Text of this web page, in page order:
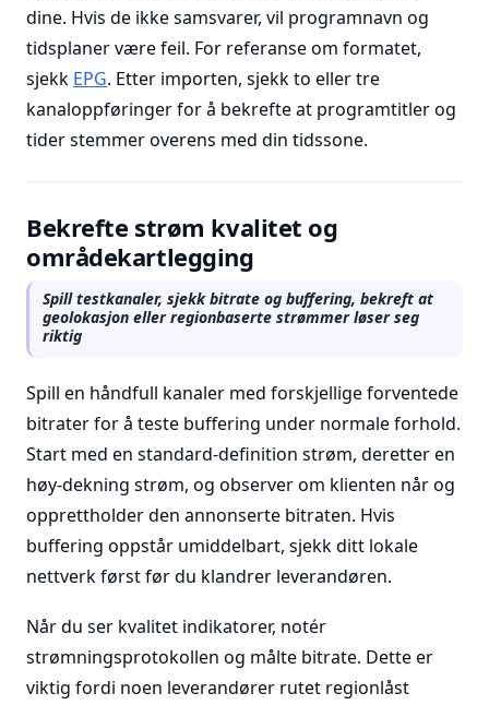
dine. Hvis de ikke samsvarer, vil programnavn og
tidsplaner være feil. For referanse om formatet,
sjekk EPG. Etter importen, sjekk to eller tre
kanaloppføringer for å bekrefte at programtitler og
tider stemmer overens med din tidssone.
Bekrefte strøm kvalitet og
områdekartlegging
Spill testkanaler, sjekk bitrate og buffering, bekreft at
geolokasjon eller regionbaserte strømmer løser seg
riktig
Spill en håndfull kanaler med forskjellige forventede
bitrater for å teste buffering under normale forhold.
Start med en standard-definition strøm, deretter en
høy-dekning strøm, og observer om klienten når og
opprettholder den annonserte bitraten. Hvis
buffering oppstår umiddelbart, sjekk ditt lokale
nettverk først før du klandrer leverandøren.
Når du ser kvalitet indikatorer, notér
strømningsprotokollen og målte bitrate. Dette er
viktig fordi noen leverandører rutet regionlåst